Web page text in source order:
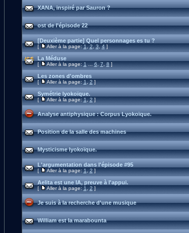
XANA, inspiré par Sauron ?
ost de l'épisode 22
[Deuxième partie] Quel personnages es tu ?
[ Aller à la page:1,2,3,4]
La Méduse
[ Aller à la page:1...6,7,8]
Les zones d'ombres
[ Aller à la page:1,2]
Symétrie lyokoïque.
[ Aller à la page:1,2]
Analyse antiphysique : Corpus Lyokoïque.
Position de la salle des machines
Mysticisme lyokoïque.
L'argumentation dans l'épisode #95
[ Aller à la page:1,2]
Aelita est une IA, preuve à l'appui.
[ Aller à la page:1,2]
Je suis à la recherche d'une musique
William est la marabounta